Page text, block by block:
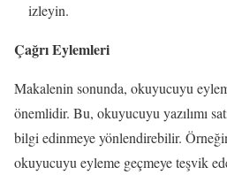
izleyin.
Çağrı Eylemleri
Makalenin sonunda, okuyucuyu
önemlidir. Bu, okuyucuyu yazılımı
bilgi edinmeye yönlendirebilir.
okuyucuyu eyleme geçmeye teşvik